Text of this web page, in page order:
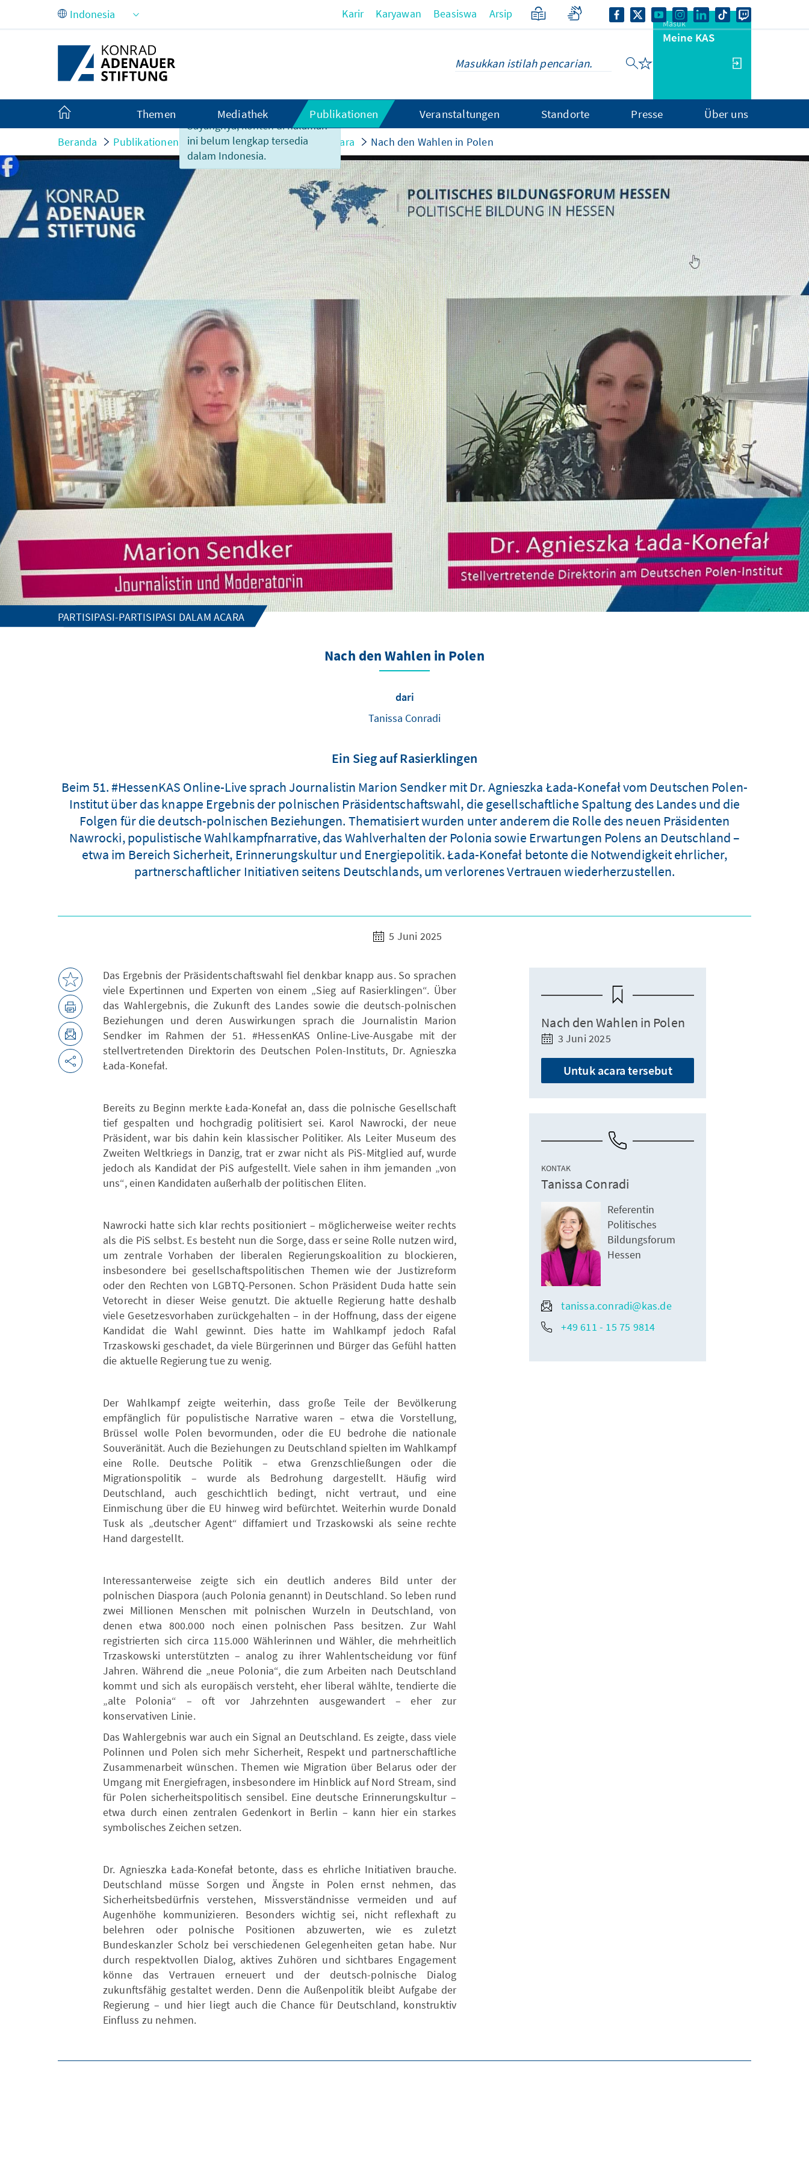
Skip to Main Content
Sayangnya, konten di halaman
ini belum lengkap tersedia
dalam Indonesia.
Karir Karyawan Beasiswa Arsip
Masuk
Meine KAS
Themen Mediathek Publikationen Veranstaltungen Standorte Presse Über uns
Beranda Publikationen Partisipasi-partisipasi dalam acara Nach den Wahlen in Polen
PARTISIPASI-PARTISIPASI DALAM ACARA
Nach den Wahlen in Polen
dari
Tanissa Conradi
Ein Sieg auf Rasierklingen
Beim 51. #HessenKAS Online-Live sprach Journalistin Marion Sendker mit Dr. Agnieszka Łada-Konefał vom Deutschen Polen-
Institut über das knappe Ergebnis der polnischen Präsidentschaftswahl, die gesellschaftliche Spaltung des Landes und die
Folgen für die deutsch-polnischen Beziehungen. Thematisiert wurden unter anderem die Rolle des neuen Präsidenten
Nawrocki, populistische Wahlkampfnarrative, das Wahlverhalten der Polonia sowie Erwartungen Polens an Deutschland –
etwa im Bereich Sicherheit, Erinnerungskultur und Energiepolitik. Łada-Konefał betonte die Notwendigkeit ehrlicher,
partnerschaftlicher Initiativen seitens Deutschlands, um verlorenes Vertrauen wiederherzustellen.
5 Juni 2025
Das Ergebnis der Präsidentschaftswahl fiel denkbar knapp aus. So sprachen
viele Expertinnen und Experten von einem „Sieg auf Rasierklingen“. Über
das Wahlergebnis, die Zukunft des Landes sowie die deutsch-polnischen
Beziehungen und deren Auswirkungen sprach die Journalistin Marion
Sendker im Rahmen der 51. #HessenKAS Online-Live-Ausgabe mit der
stellvertretenden Direktorin des Deutschen Polen-Instituts, Dr. Agnieszka
Łada-Konefał.
Bereits zu Beginn merkte Łada-Konefał an, dass die polnische Gesellschaft
tief gespalten und hochgradig politisiert sei. Karol Nawrocki, der neue
Präsident, war bis dahin kein klassischer Politiker. Als Leiter Museum des
Zweiten Weltkriegs in Danzig, trat er zwar nicht als PiS-Mitglied auf, wurde
jedoch als Kandidat der PiS aufgestellt. Viele sahen in ihm jemanden „von
uns“, einen Kandidaten außerhalb der politischen Eliten.
Nawrocki hatte sich klar rechts positioniert – möglicherweise weiter rechts
als die PiS selbst. Es besteht nun die Sorge, dass er seine Rolle nutzen wird,
um zentrale Vorhaben der liberalen Regierungskoalition zu blockieren,
insbesondere bei gesellschaftspolitischen Themen wie der Justizreform
oder den Rechten von LGBTQ-Personen. Schon Präsident Duda hatte sein
Vetorecht in dieser Weise genutzt. Die aktuelle Regierung hatte deshalb
viele Gesetzesvorhaben zurückgehalten – in der Hoffnung, dass der eigene
Kandidat die Wahl gewinnt. Dies hatte im Wahlkampf jedoch Rafal
Trzaskowski geschadet, da viele Bürgerinnen und Bürger das Gefühl hatten
die aktuelle Regierung tue zu wenig.
Der Wahlkampf zeigte weiterhin, dass große Teile der Bevölkerung
empfänglich für populistische Narrative waren – etwa die Vorstellung,
Brüssel wolle Polen bevormunden, oder die EU bedrohe die nationale
Souveränität. Auch die Beziehungen zu Deutschland spielten im Wahlkampf
eine Rolle. Deutsche Politik – etwa Grenzschließungen oder die
Migrationspolitik – wurde als Bedrohung dargestellt. Häufig wird
Deutschland, auch geschichtlich bedingt, nicht vertraut, und eine
Einmischung über die EU hinweg wird befürchtet. Weiterhin wurde Donald
Tusk als „deutscher Agent“ diffamiert und Trzaskowski als seine rechte
Hand dargestellt.
Interessanterweise zeigte sich ein deutlich anderes Bild unter der
polnischen Diaspora (auch Polonia genannt) in Deutschland. So leben rund
zwei Millionen Menschen mit polnischen Wurzeln in Deutschland, von
denen etwa 800.000 noch einen polnischen Pass besitzen. Zur Wahl
registrierten sich circa 115.000 Wählerinnen und Wähler, die mehrheitlich
Trzaskowski unterstützten – analog zu ihrer Wahlentscheidung vor fünf
Jahren. Während die „neue Polonia“, die zum Arbeiten nach Deutschland
kommt und sich als europäisch versteht, eher liberal wählte, tendierte die
„alte Polonia“ – oft vor Jahrzehnten ausgewandert – eher zur
konservativen Linie.
Das Wahlergebnis war auch ein Signal an Deutschland. Es zeigte, dass viele
Polinnen und Polen sich mehr Sicherheit, Respekt und partnerschaftliche
Zusammenarbeit wünschen. Themen wie Migration über Belarus oder der
Umgang mit Energiefragen, insbesondere im Hinblick auf Nord Stream, sind
für Polen sicherheitspolitisch sensibel. Eine deutsche Erinnerungskultur –
etwa durch einen zentralen Gedenkort in Berlin – kann hier ein starkes
symbolisches Zeichen setzen.
Dr. Agnieszka Łada-Konefał betonte, dass es ehrliche Initiativen brauche.
Deutschland müsse Sorgen und Ängste in Polen ernst nehmen, das
Sicherheitsbedürfnis verstehen, Missverständnisse vermeiden und auf
Augenhöhe kommunizieren. Besonders wichtig sei, nicht reflexhaft zu
belehren oder polnische Positionen abzuwerten, wie es zuletzt
Bundeskanzler Scholz bei verschiedenen Gelegenheiten getan habe. Nur
durch respektvollen Dialog, aktives Zuhören und sichtbares Engagement
könne das Vertrauen erneuert und der deutsch-polnische Dialog
zukunftsfähig gestaltet werden. Denn die Außenpolitik bleibt Aufgabe der
Regierung – und hier liegt auch die Chance für Deutschland, konstruktiv
Einfluss zu nehmen.
Nach den Wahlen in Polen
3 Juni 2025
Untuk acara tersebut
KONTAK
Tanissa Conradi
Referentin
Politisches
Bildungsforum
Hessen
tanissa.conradi@kas.de
+49 611 - 15 75 9814